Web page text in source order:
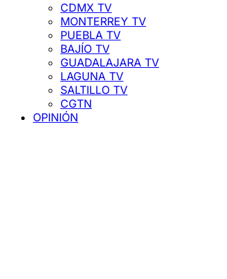
CDMX TV
MONTERREY TV
PUEBLA TV
BAJÍO TV
GUADALAJARA TV
LAGUNA TV
SALTILLO TV
CGTN
OPINIÓN